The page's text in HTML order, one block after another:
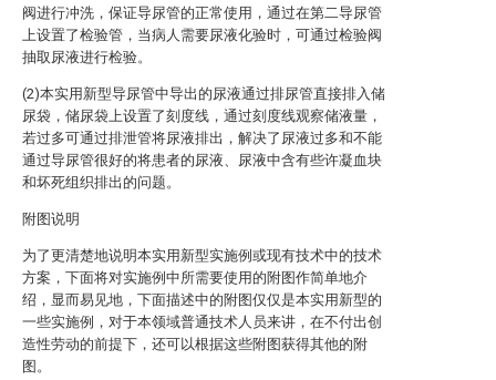
阀进行冲洗，保证导尿管的正常使用，通过在第二导尿管
上设置了检验管，当病人需要尿液化验时，可通过检验阀
抽取尿液进行检验。
(2)本实用新型导尿管中导出的尿液通过排尿管直接排入储
尿袋，储尿袋上设置了刻度线，通过刻度线观察储液量，
若过多可通过排泄管将尿液排出，解决了尿液过多和不能
通过导尿管很好的将患者的尿液、尿液中含有些许凝血块
和坏死组织排出的问题。
附图说明
为了更清楚地说明本实用新型实施例或现有技术中的技术
方案，下面将对实施例中所需要使用的附图作简单地介
绍，显而易见地，下面描述中的附图仅仅是本实用新型的
一些实施例，对于本领域普通技术人员来讲，在不付出创
造性劳动的前提下，还可以根据这些附图获得其他的附
图。